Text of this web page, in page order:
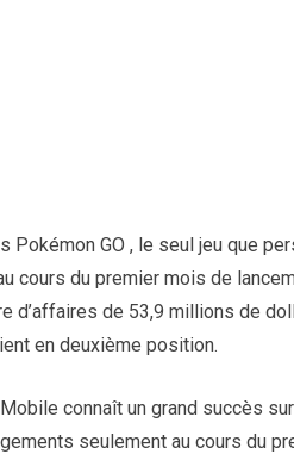
Pokémon GO , le seul jeu que
cours du premier mois de
d’affaires de 53,9 millions de
en deuxième position.
connaît un grand succès
seulement au cours du